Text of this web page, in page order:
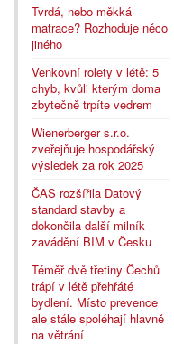
Tvrdá, nebo měkká
matrace? Rozhoduje něco
jiného
Venkovní rolety v létě: 5
chyb, kvůli kterým doma
zbytečně trpíte vedrem
Wienerberger s.r.o.
zveřejňuje hospodářský
výsledek za rok 2025
ČAS rozšířila Datový
standard stavby a
dokončila další milník
zavádění BIM v Česku
Téměř dvě třetiny Čechů
trápí v létě přehřáté
bydlení. Místo prevence
ale stále spoléhají hlavně
na větrání